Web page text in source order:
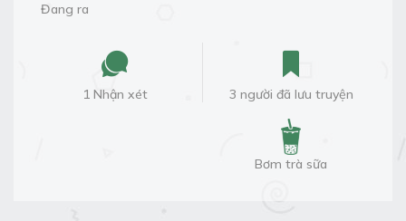
Đang ra
1 Nhận xét 3 người đã lưu truyện
Bơm trà sữa